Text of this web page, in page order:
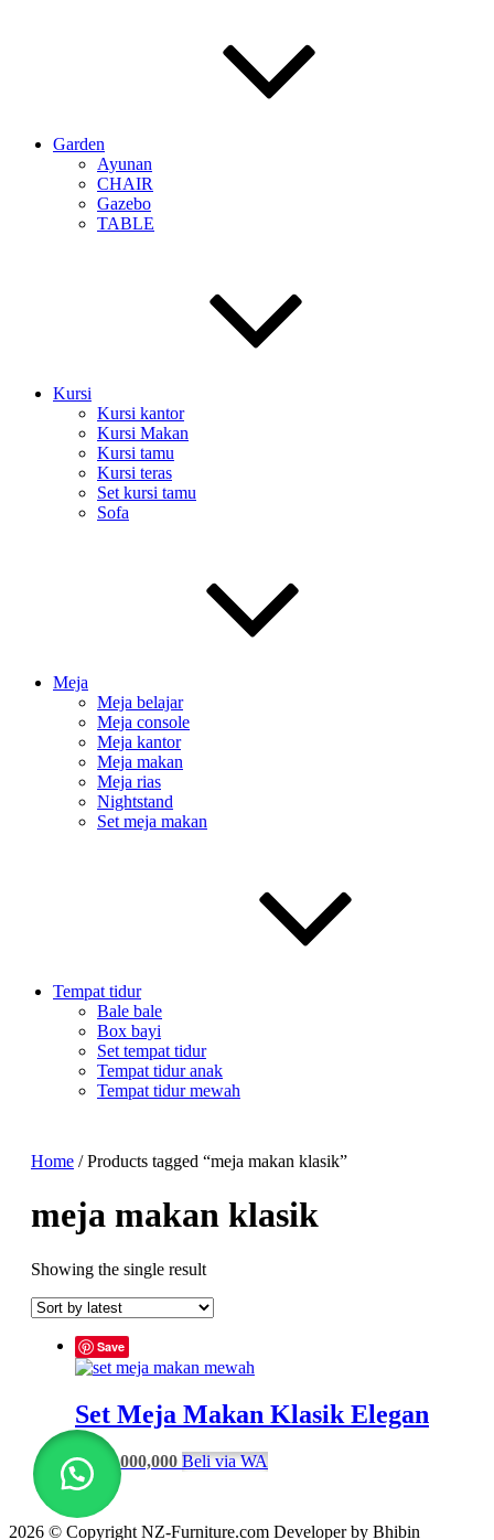
Garden
Ayunan
CHAIR
Gazebo
TABLE
Kursi
Kursi kantor
Kursi Makan
Kursi tamu
Kursi teras
Set kursi tamu
Sofa
Meja
Meja belajar
Meja console
Meja kantor
Meja makan
Meja rias
Nightstand
Set meja makan
Tempat tidur
Bale bale
Box bayi
Set tempat tidur
Tempat tidur anak
Tempat tidur mewah
Home / Products tagged “meja makan klasik”
meja makan klasik
Showing the single result
Save
Set Meja Makan Klasik Elegan
Rp 32,000,000 Beli via WA
2026 © Copyright NZ-Furniture.com Developer by Bhibin